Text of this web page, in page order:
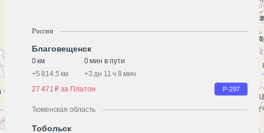
Россия
Благовещенск
0 км
0 мин в пути
+5 814.5 км +3 дн 11 ч 8 мин
27 471 ₽ за Платон
Р-297
Тюменская область
Тобольск